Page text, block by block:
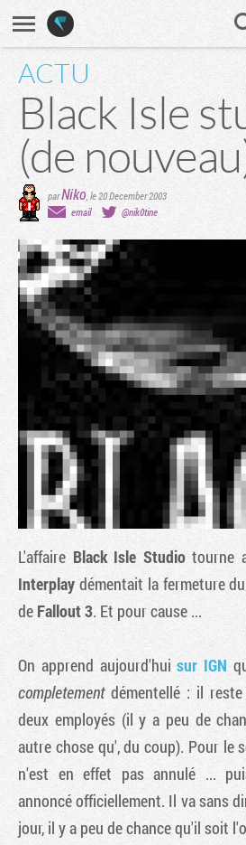
ACTU
Black Isle
(de
parNiko,le 20 December 2003
email
@nik0tine
L'affaire Black Isle Studiotourne
Interplay démentait la fermeture
de Fallout 3. Et pour cause ...
On apprend aujourd'huisur IGN
completementdémentellé : il
deux employés (il y a peu de
autre chose qu', du coup). Pour le
n'est en effet pas annulé ...
annoncé officiellement. Il va sans
jour, il y a peu de chance qu'il soit